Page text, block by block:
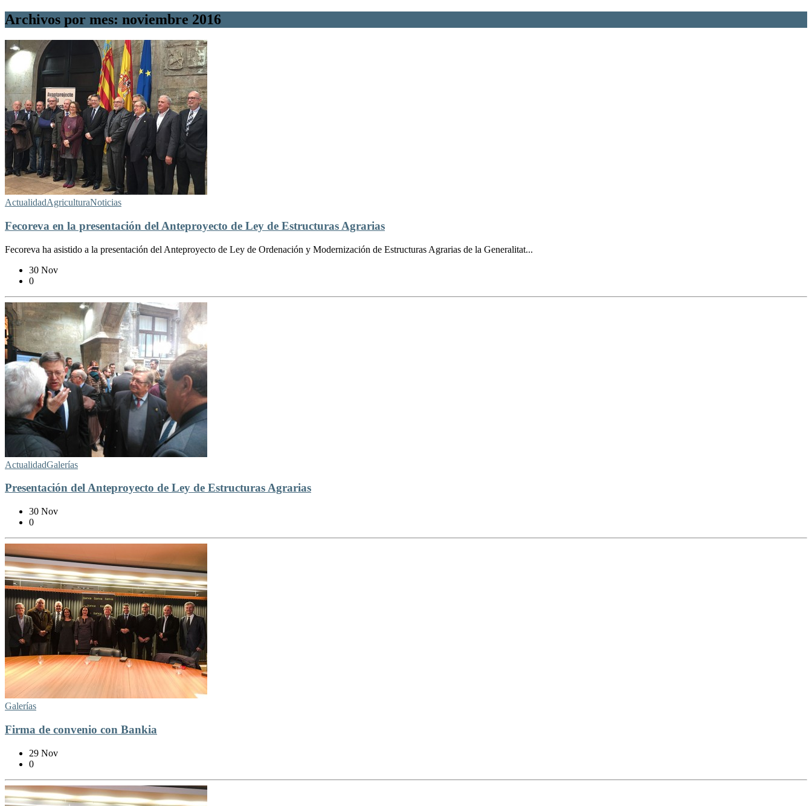
Archivos por mes: noviembre 2016
ActualidadAgriculturaNoticias
Fecoreva en la presentación del Anteproyecto de Ley de Estructuras Agrarias
Fecoreva ha asistido a la presentación del Anteproyecto de Ley de Ordenación y Modernización de Estructuras Agrarias de la Generalitat...
30 Nov
0
ActualidadGalerías
Presentación del Anteproyecto de Ley de Estructuras Agrarias
30 Nov
0
Galerías
Firma de convenio con Bankia
29 Nov
0